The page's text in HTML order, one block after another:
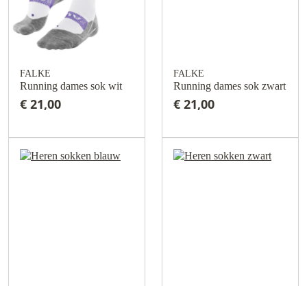
FALKE
Running dames sok wit
€ 21,00
FALKE
Running dames sok zwart
€ 21,00